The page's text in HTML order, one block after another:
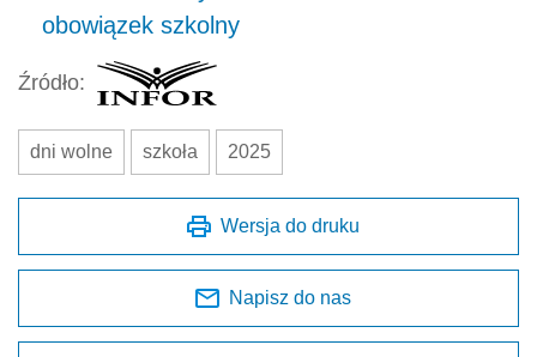
obowiązek szkolny
Źródło:
dni wolne szkoła 2025
Wersja do druku
Napisz do nas